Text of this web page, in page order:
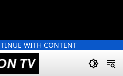
WITH CONTENT